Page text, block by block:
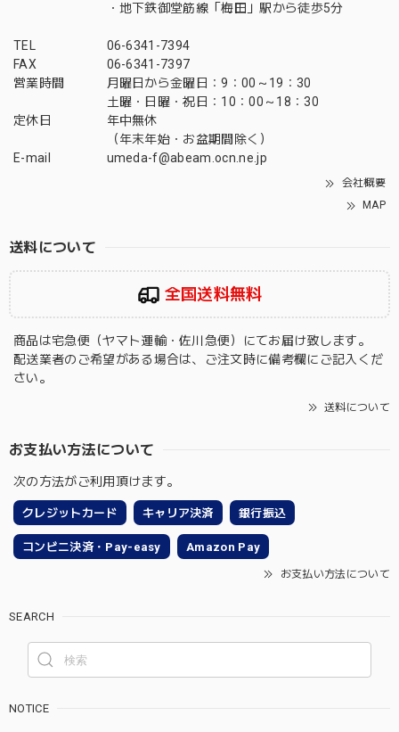
・地下鉄御堂筋線「梅田」駅から徒歩5分
TEL
06-6341-7394
FAX
06-6341-7397
営業時間
月曜日から金曜日：9：00～19：30
土曜・日曜・祝日：10：00～18：30
定休日
年中無休
（年末年始・お盆期間除く）
E-mail
umeda-f@abeam.ocn.ne.jp
会社概要
MAP
送料について
全国送料無料
商品は宅急便（ヤマト運輸・佐川急便）にてお届け致します。
配送業者のご希望がある場合は、ご注文時に備考欄にご記入くだ
さい。
送料について
お支払い方法について
次の方法がご利用頂けます。
クレジットカード キャリア決済 銀行振込
コンビニ決済・Pay-easy Amazon Pay
お支払い方法について
SEARCH
NOTICE